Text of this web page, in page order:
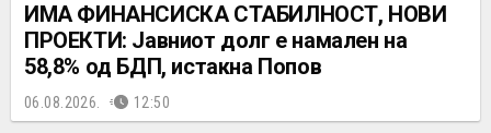
ИМА ФИНАНСИСКА СТАБИЛНОСТ, НОВИ
ПРОЕКТИ: Јавниот долг е намален на
58,8% од БДП, истакна Попов
06.08.2026. 12:50